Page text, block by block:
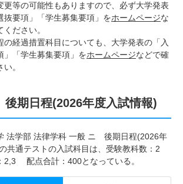
等の可能性もありますので、必ず大学発表
抜要項」「学生募集要項」をホームページな
ださい。
経過措置科目についても、大学発表の「入
」「学生募集要項」をホームページなどで確
。
期日程(2026年度入試情報)
法学部 法律学科 一般 ニ 後期日程(2026年
共通テストの入試科目は、受験教科数：2
2,3 配点合計：400となっている。